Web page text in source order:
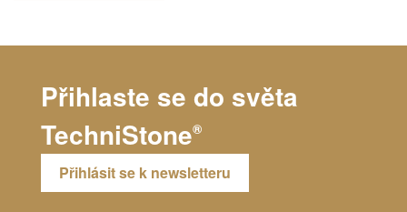
Přihlaste se do světa
TechniStone®
Přihlásit se k newsletteru